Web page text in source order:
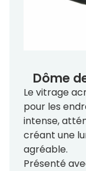
Dôme
Le vitrage
pour les
intense,
créant une
agréable.
Présenté